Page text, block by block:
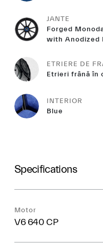
JANTE
Forged
with Anodized
ETRIERE DE
Etrieri frână în
INTERIOR
Blue
Specifications
Motor
V6 640 CP